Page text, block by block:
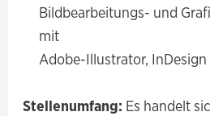
Bildbearbeitungs- und
mit
Adobe-Illustrator,
Stellenumfang: Es handelt